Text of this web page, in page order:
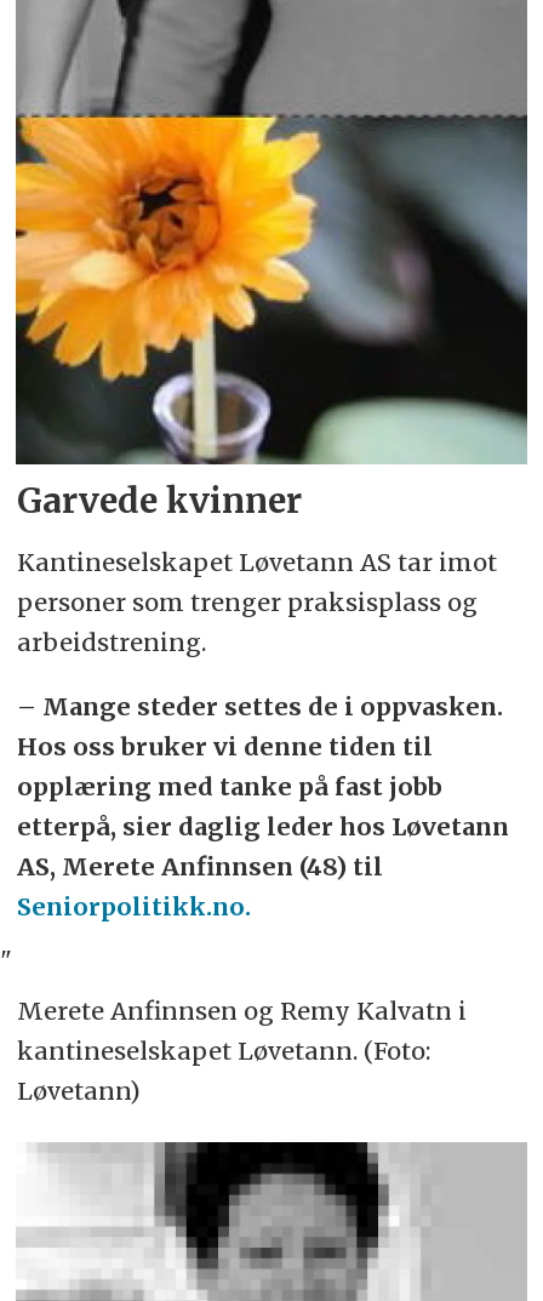
Garvede kvinner
Kantineselskapet Løvetann AS tar imot
personer som trenger praksisplass og
arbeidstrening.
– Mange steder settes de i oppvasken.
Hos oss bruker vi denne tiden til
opplæring med tanke på fast jobb
etterpå, sier daglig leder hos Løvetann
AS, Merete Anfinnsen (48) til
Seniorpolitikk.no.
"
Merete Anfinnsen og Remy Kalvatn i
kantineselskapet Løvetann. (Foto:
Løvetann)